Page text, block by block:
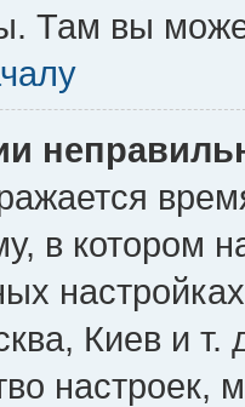
Там вы
в котором
Киев и т.
настроек,